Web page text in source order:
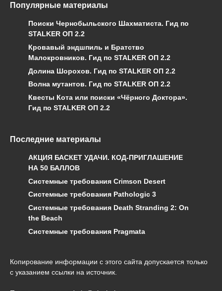
Популярные материалы
Поиски Чернобыльского Шахматиста. Гид по
STALKER ОП 2.2
Кровавый эндшпиль и Братство
Малокровников. Гид по STALKER ОП 2.2
Долина Шорохов. Гид по STALKER ОП 2.2
Волна мутантов. Гид по STALKER ОП 2.2
Квесты Кота или поиски «Чёрного Доктора».
Гид по STALKER ОП 2.2
Последние материалы
АКЦИЯ БАСКЕТ УДАЧИ. КОД-ПРИГЛАШЕНИЕ
НА 50 БАЛЛОВ
Системные требования Crimson Desert
Системные требования Pathologic 3
Системные требования Death Stranding 2: On
the Beach
Системные требования Pragmata
Копирование информации с этого сайта допускается только
с указанием ссылки на источник.